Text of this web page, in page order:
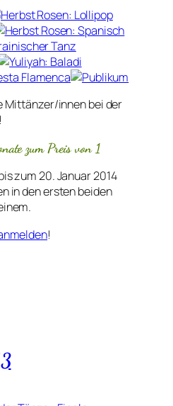
Mittänzer/innen bei der
zum Preis von 1
zum 20. Januar 2014
in den ersten beiden
!